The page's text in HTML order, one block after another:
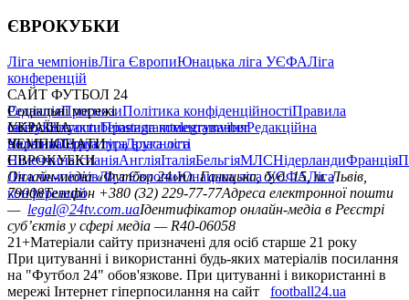
ЄВРОКУБКИ
Ліга чемпіонівЛіга ЄвропиЮнацька ліга УЄФАЛіга
конференцій
САЙТ ФУТБОЛ 24
РедакціяПрогнозиПолітика конфіденційностіПравила
сайтуКонтактиПравила коментуванняРедакційна
політикаСтруктура власності
Соціальні мережі
facebookxyoutubeinstagramtelegramviber
УКРАЇНА
УкраїнаПерша лігаДруга ліга
ЧЕМПІОНАТИ
НімеччинаІспаніяАнгліяІталіяБельгіяМЛСНідерландиФранція
ЄВРОКУБКИ
Ліга чемпіонівЛіга ЄвропиЮнацька ліга УЄФАЛіга
конференцій
Онлайн-медіа «Футбол 24»пл. Галицька, буд. 15, м. Львів,
79008Телефон +380 (32) 229-77-77Адреса електронної пошти
— legal@24tv.com.uaІдентифікатор онлайн-медіа в Реєстрі
суб’єктів у сфері медіа — R40-06058
21+Матеріали сайту призначені для осіб старше 21 року
При цитуванні і використанні будь-яких матеріалів посилання
на "Футбол 24" обов'язкове. При цитуванні і використанні в
мережі Інтернет гіперпосилання на сайт
football24.ua